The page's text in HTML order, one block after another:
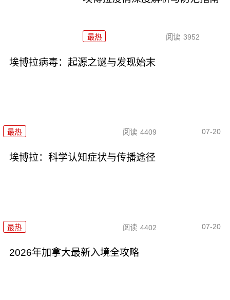
最热 阅读 3952
埃博拉病毒：起源之谜与发现始末
最热 阅读 4409 07-20
埃博拉：科学认知症状与传播途径
最热 阅读 4402 07-20
2026年加拿大最新入境全攻略